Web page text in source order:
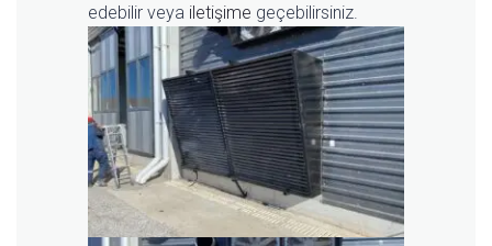
edebilir veya iletişime geçebilirsiniz.